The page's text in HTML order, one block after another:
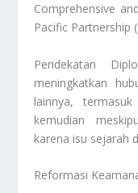
Comprehensive
Pacific Partnership
Pendekatan
meningkatkan
lainnya,
kemudian
karena isu sejarah
Reformasi